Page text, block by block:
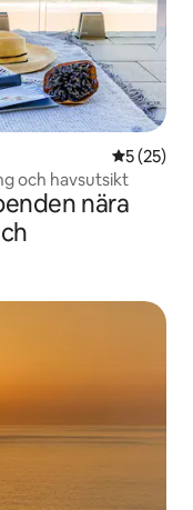
5 av 5 i
5 (25)
och havsutsikt
nära